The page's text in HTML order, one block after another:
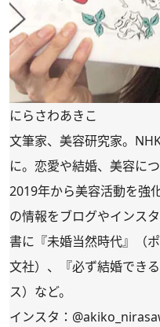
にらさわあきこ
文筆家、美容研究家。
に。恋愛や結婚、美容に
2019年から美容活動を強
の情報をブログやインス
書に 『未婚当然時代』 （
文社）、『必ず結婚でき
ス）など。
インスタ：